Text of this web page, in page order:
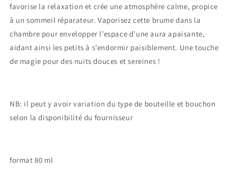
favorise la relaxation et crée une atmosphère calme, propice
à un sommeil réparateur. Vaporisez cette brume dans la
chambre pour envelopper l’espace d’une aura apaisante,
aidant ainsi les petits à s’endormir paisiblement. Une touche
de magie pour des nuits douces et sereines !
NB: il peut y avoir variation du type de bouteille et bouchon
selon la disponibilité du fournisseur
format 80 ml